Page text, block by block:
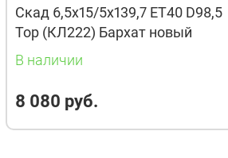
Скад 6,5x15/5x139,7 ET40 D98,5
Тор (КЛ222) Бархат новый
В наличии
8 080 руб.